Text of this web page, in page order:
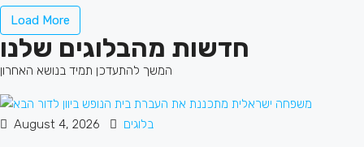
Load More
חדשות מהבלוגים שלנו
המשך להתעדכן תמיד בנושא האחרון
August 4, 2026 בלוגים